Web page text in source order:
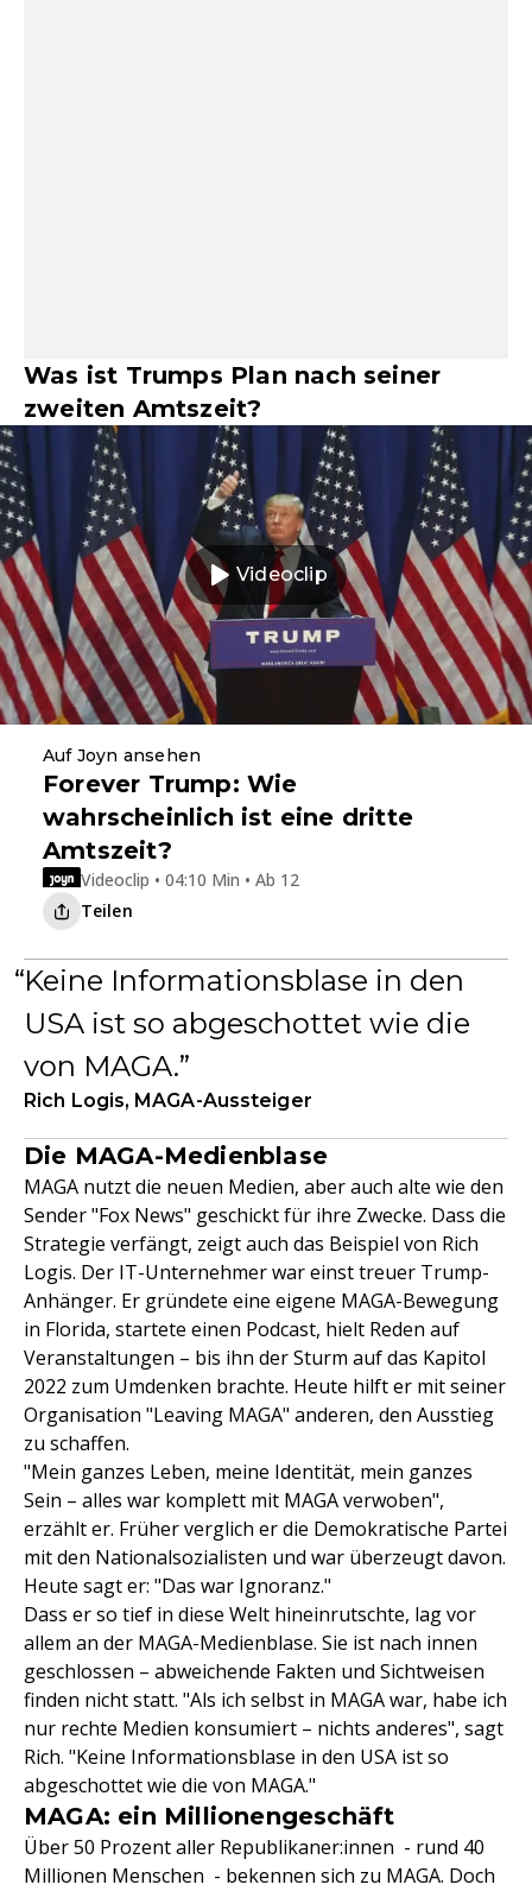
Was ist Trumps Plan nach seiner
zweiten Amtszeit?
Videoclip
Auf Joyn ansehen
Forever Trump: Wie
wahrscheinlich ist eine dritte
Amtszeit?
Videoclip • 04:10 Min • Ab 12
Teilen
Keine Informationsblase in den
USA ist so abgeschottet wie die
von MAGA.
Rich Logis, MAGA-Aussteiger
Die MAGA-Medienblase
MAGA nutzt die neuen Medien, aber auch alte wie den
Sender "Fox News" geschickt für ihre Zwecke. Dass die
Strategie verfängt, zeigt auch das Beispiel von Rich
Logis. Der IT-Unternehmer war einst treuer Trump-
Anhänger. Er gründete eine eigene MAGA-Bewegung
in Florida, startete einen Podcast, hielt Reden auf
Veranstaltungen – bis ihn der Sturm auf das Kapitol
2022 zum Umdenken brachte. Heute hilft er mit seiner
Organisation "Leaving MAGA" anderen, den Ausstieg
zu schaffen.
"Mein ganzes Leben, meine Identität, mein ganzes
Sein – alles war komplett mit MAGA verwoben",
erzählt er. Früher verglich er die Demokratische Partei
mit den Nationalsozialisten und war überzeugt davon.
Heute sagt er: "Das war Ignoranz."
Dass er so tief in diese Welt hineinrutschte, lag vor
allem an der MAGA-Medienblase. Sie ist nach innen
geschlossen – abweichende Fakten und Sichtweisen
finden nicht statt. "Als ich selbst in MAGA war, habe ich
nur rechte Medien konsumiert – nichts anderes", sagt
Rich. "Keine Informationsblase in den USA ist so
abgeschottet wie die von MAGA."
MAGA: ein Millionengeschäft
Über 50 Prozent aller Republikaner:innen - rund 40
Millionen Menschen - bekennen sich zu MAGA. Doch